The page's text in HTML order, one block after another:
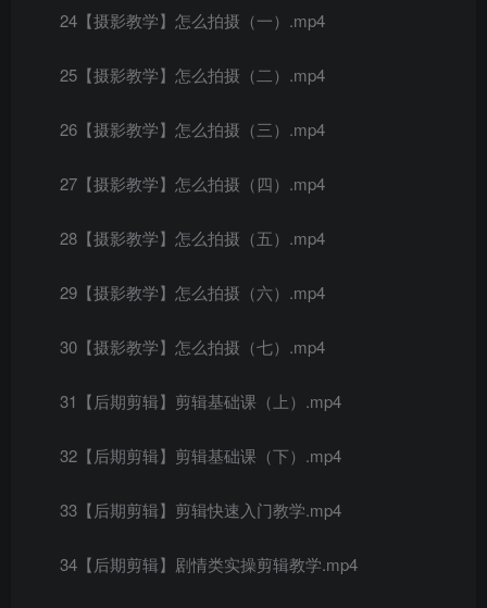
24【摄影教学】怎么拍摄（一）.mp4
25【摄影教学】怎么拍摄（二）.mp4
26【摄影教学】怎么拍摄（三）.mp4
27【摄影教学】怎么拍摄（四）.mp4
28【摄影教学】怎么拍摄（五）.mp4
29【摄影教学】怎么拍摄（六）.mp4
30【摄影教学】怎么拍摄（七）.mp4
31【后期剪辑】剪辑基础课（上）.mp4
32【后期剪辑】剪辑基础课（下）.mp4
33【后期剪辑】剪辑快速入门教学.mp4
34【后期剪辑】剧情类实操剪辑教学.mp4